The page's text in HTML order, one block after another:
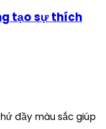
tạo sự thích
đầy màu sắc giúp